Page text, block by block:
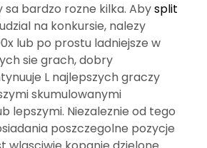
sa bardzo rozne kilka. Abysplit
na konkursie, nalezy
lub po prostu ladniejsze w
sie grach, dobry
L najlepszych graczy
skumulowanymi
lepszymi. Niezaleznie od tego
poszczegolne pozycje